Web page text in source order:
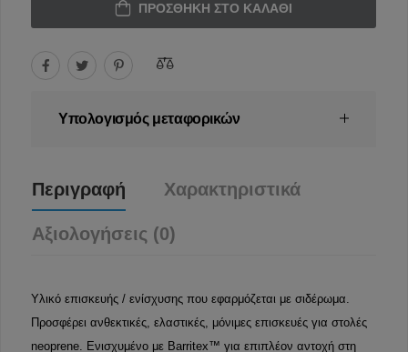
ΠΡΟΣΘΉΚΗ ΣΤΟ ΚΑΛΆΘΙ
Υπολογισμός μεταφορικών
Περιγραφή Χαρακτηριστικά
Αξιολογήσεις (0)
Υλικό επισκευής / ενίσχυσης που εφαρμόζεται με σιδέρωμα.
Προσφέρει ανθεκτικές, ελαστικές, μόνιμες επισκευές για στολές
neoprene. Ενισχυμένο με Barritex™ για επιπλέον αντοχή στη